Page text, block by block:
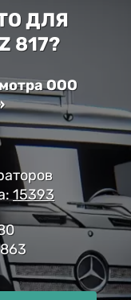
ДЛЯ
817?
ООО
15393